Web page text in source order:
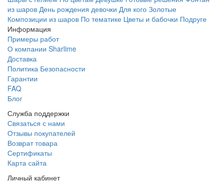
из шаров День рождения девочки Для кого Золотые
Композиции из шаров По тематике Цветы и бабочки Подруге
Информация
Примеры работ
О компании Sharlime
Доставка
Политика Безопасности
Гарантии
FAQ
Блог
Служба поддержки
Связаться с нами
Отзывы покупателей
Возврат товара
Сертификаты
Карта сайта
Личный кабинет